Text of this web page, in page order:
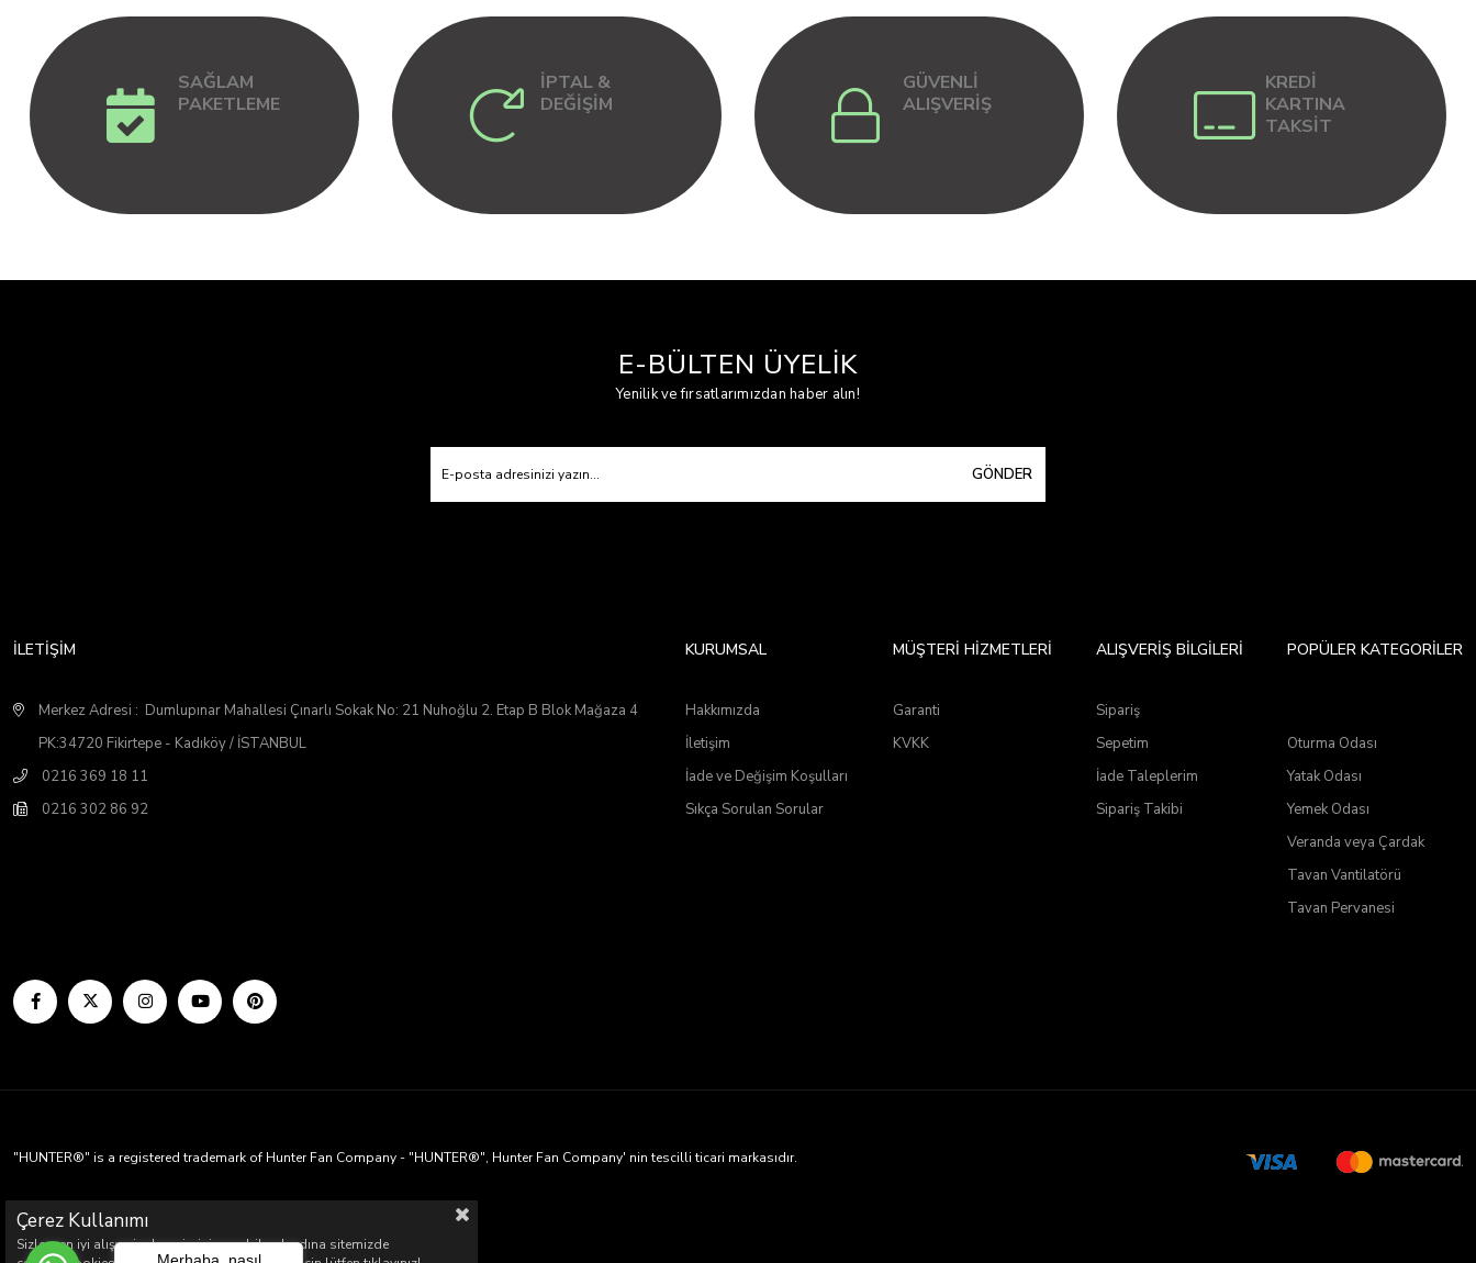
SAĞLAM
PAKETLEME
İPTAL &
DEĞİŞİM
GÜVENLİ
ALIŞVERİŞ
KREDİ
KARTINA
TAKSİT
E-BÜLTEN ÜYELİK
Yenilik ve fırsatlarımızdan haber alın!
GÖNDER
İLETİŞİM
Merkez Adresi : Dumlupınar Mahallesi Çınarlı Sokak No: 21 Nuhoğlu 2. Etap B Blok Mağaza 4
PK:34720 Fikirtepe - Kadıköy / İSTANBUL
0216 369 18 11
0216 302 86 92
KURUMSAL
Hakkımızda
İletişim
İade ve Değişim Koşulları
Sıkça Sorulan Sorular
MÜŞTERİ HİZMETLERİ
Garanti
KVKK
ALIŞVERİŞ BİLGİLERİ
Sipariş
Sepetim
İade Taleplerim
Sipariş Takibi
POPÜLER KATEGORİLER
Oturma Odası
Yatak Odası
Yemek Odası
Veranda veya Çardak
Tavan Vantilatörü
Tavan Pervanesi
"HUNTER®" is a registered trademark of Hunter Fan Company - "HUNTER®", Hunter Fan Company' nin tescilli ticari markasıdır.
Kalite ve sessiz tavan vantilatörü Hunter Türkiye
Tavan vantilatörü servisi, aydınlatma, aksesuar, yedek parça
Çerez Kullanımı
Sizlere en iyi alışveriş deneyimini sunabilmek adına sitemizde